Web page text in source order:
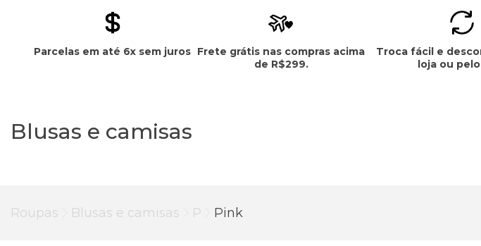
Parcelas em até 6x sem juros Frete grátis nas compras acima
de R$299.
Troca fácil e
loja ou
Blusas e camisas
Roupas Blusas e camisas P Pink